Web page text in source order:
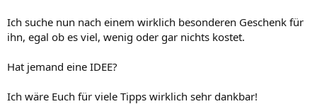
Ich suche nun nach einem wirklich besonderen Geschenk für
ihn, egal ob es viel, wenig oder gar nichts kostet.
Hat jemand eine IDEE?
Ich wäre Euch für viele Tipps wirklich sehr dankbar!